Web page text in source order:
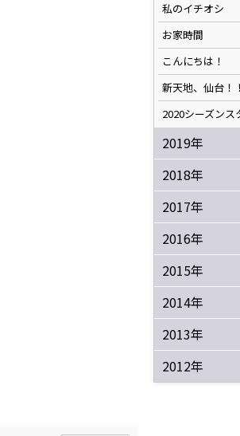
私のイチオシ
お家時間
こんにちは！
新天地、仙台！！
2020シーズンス
2019年
2018年
2017年
2016年
2015年
2014年
2013年
2012年